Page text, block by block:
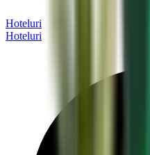
Hoteluri
Hoteluri